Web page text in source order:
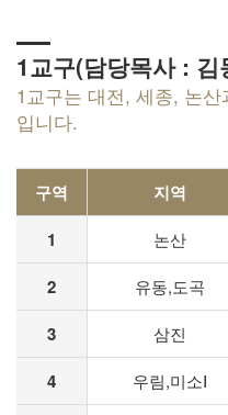
1교구(담당목사 : 김
1교구는 대전, 세종, 논
입니다.
구역 지역
1
논산
2 유동,도곡
3 삼진
4 우림,미소Ⅰ